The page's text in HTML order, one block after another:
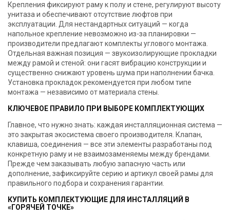
Крепления фиксируют раму к полу и стене, регулируют высоту
унитаза и обеспечивают отсутствие люфтов при
эксплуатации. Для нестандартных ситуаций — когда
напольное крепление невозможно из-за планировки —
производители предлагают комплекты углового монтажа.
Отдельная важная позиция — звукоизолирующие прокладки
между рамой и стеной: они гасят вибрацию конструкции и
существенно снижают уровень шума при наполнении бачка.
Установка прокладок рекомендуется при любом типе
монтажа — независимо от материала стены.
КЛЮЧЕВОЕ ПРАВИЛО ПРИ ВЫБОРЕ КОМПЛЕКТУЮЩИХ
Главное, что нужно знать: каждая инсталляционная система —
это закрытая экосистема своего производителя. Клапан,
клавиша, соединения — все эти элементы разработаны под
конкретную раму и не взаимозаменяемы между брендами.
Прежде чем заказывать любую запасную часть или
дополнение, зафиксируйте серию и артикул своей рамы для
правильного подбора и сохранения гарантии.
КУПИТЬ КОМПЛЕКТУЮЩИЕ ДЛЯ ИНСТАЛЛЯЦИЙ В
«ГОРЯЧЕЙ ТОЧКЕ»